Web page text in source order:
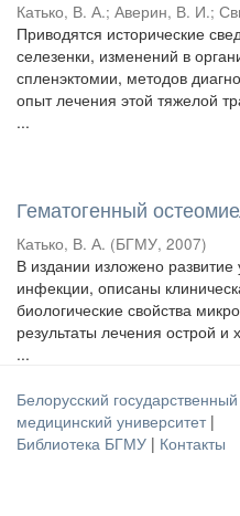
Катько, В. А.; Аверин, В. И.;
Приводятся исторические
селезенки, изменений в
спленэктомии, методов
опыт лечения этой тяжелой
...
Гематогенный
Катько, В. А. (БГМУ, 2007)
В издании изложено развитие
инфекции, описаны
биологические свойства
результаты лечения острой
...
Белорусский государственный
медицинский университет |
Библиотека БГМУ | Контакты